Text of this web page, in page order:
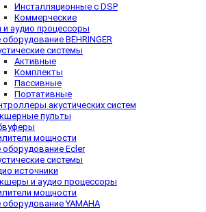
Инсталляционные с DSP
Коммерческие
аудио процессоры
BEHRINGER
системы
Активные
Комплекты
Пассивные
Портативные
акустических систем
пульты
мощности
оборудование Ecler
системы
источники
и аудио процессоры
мощности
YAMAHA